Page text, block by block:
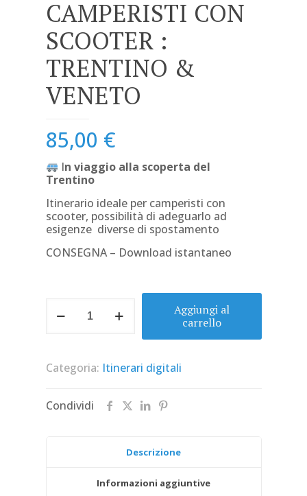
CAMPERISTI CON
SCOOTER :
TRENTINO &
VENETO
85,00 €
In viaggio alla scoperta del
Trentino
Itinerario ideale per camperisti con
scooter, possibilità di adeguarlo ad
esigenze diverse di spostamento
CONSEGNA – Download istantaneo
PER
:
VENETO
Aggiungi al
carrello
Categoria: Itinerari digitali
Condividi
Descrizione
Informazioni aggiuntive